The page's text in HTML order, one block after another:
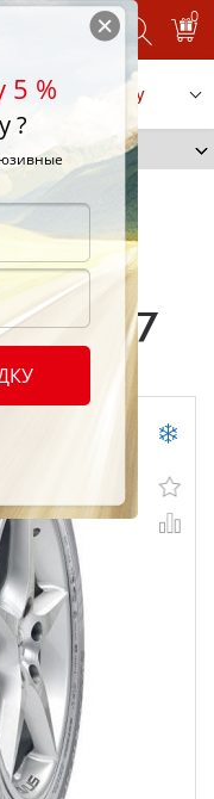
0
Заказать услугу
108N
65 R17
5 %
?